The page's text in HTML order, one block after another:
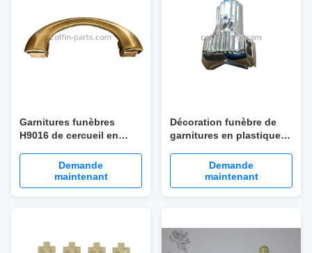
Garnitures funèbres
H9016 de cercueil en
de poignée taille solide
de couleur de cuivre de
grande
Demande
maintenant
Décoration funèbre de
garnitures en plastique
cercueil pour le coin 10#
de cercueil
Demande
maintenant